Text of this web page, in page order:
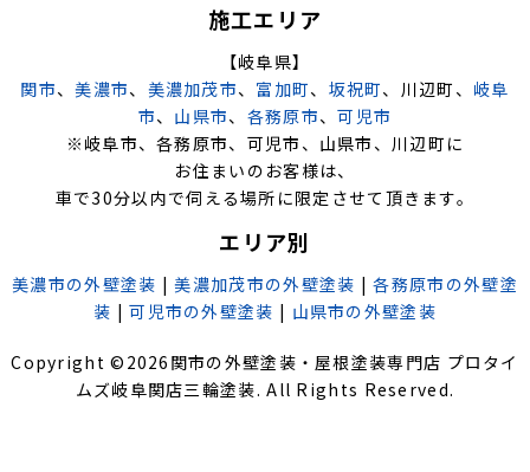
施工エリア
【岐阜県】
関市、美濃市、 美濃加茂市、 富加町、 坂祝町、川辺町、 岐阜
市、 山県市、 各務原市、可児市
※岐阜市、各務原市、可児市、山県市、川辺町に
お住まいのお客様は、
車で30分以内で伺える場所に限定させて頂きます。
エリア別
美濃市の外壁塗装 |美濃加茂市の外壁塗装 |各務原市の外壁塗
装 |可児市の外壁塗装 | 山県市の外壁塗装
Copyright © 2026 関市の外壁塗装・屋根塗装専門店 プロタイ
ムズ岐阜関店三輪塗装. All Rights Reserved.